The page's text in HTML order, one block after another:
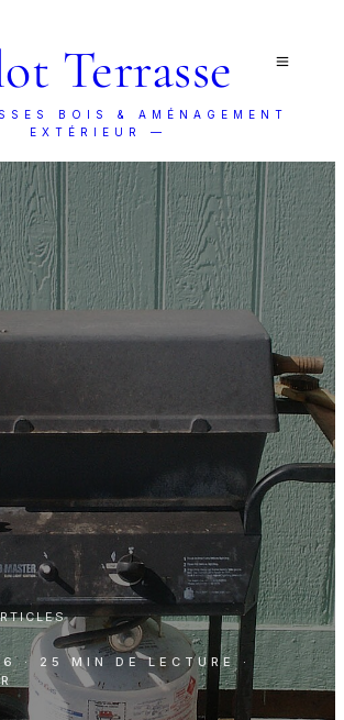
Terrasse
BOIS & AMÉNAGEMENT
EXTÉRIEUR —
· 25 MIN DE LECTURE ·